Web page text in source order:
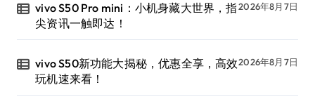
vivo S50 Pro mini：小机身藏大世界，指
尖资讯一触即达！
2026年8月7日
vivo S50新功能大揭秘，优惠全享，高效
玩机速来看！
2026年8月7日